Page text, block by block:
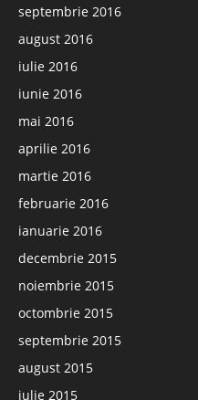
septembrie 2016
august 2016
iulie 2016
iunie 2016
mai 2016
aprilie 2016
martie 2016
februarie 2016
ianuarie 2016
decembrie 2015
noiembrie 2015
octombrie 2015
septembrie 2015
august 2015
iulie 2015